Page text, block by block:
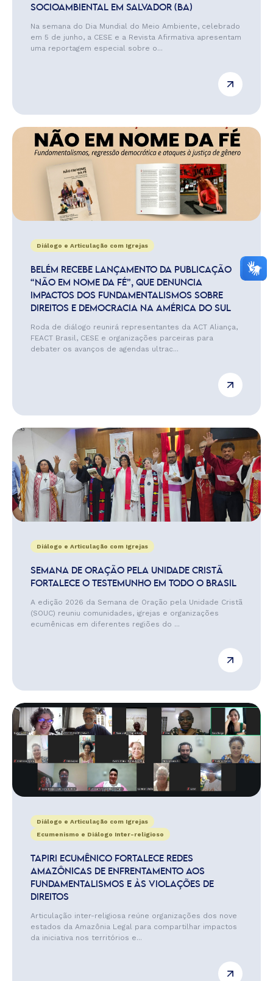
SOCIOAMBIENTAL EM SALVADOR (BA)
Na semana do Dia Mundial do Meio Ambiente, celebrado
em 5 de junho, a CESE e a Revista Afirmativa apresentam
uma reportagem especial sobre o...
Diálogo e Articulação com Igrejas
BELÉM RECEBE LANÇAMENTO DA PUBLICAÇÃO
“NÃO EM NOME DA FÉ”, QUE DENUNCIA
IMPACTOS DOS FUNDAMENTALISMOS SOBRE
DIREITOS E DEMOCRACIA NA AMÉRICA DO SUL
Roda de diálogo reunirá representantes da ACT Aliança,
FEACT Brasil, CESE e organizações parceiras para
debater os avanços de agendas ultrac...
Diálogo e Articulação com Igrejas
SEMANA DE ORAÇÃO PELA UNIDADE CRISTÃ
FORTALECE O TESTEMUNHO EM TODO O BRASIL
A edição 2026 da Semana de Oração pela Unidade Cristã
(SOUC) reuniu comunidades, igrejas e organizações
ecumênicas em diferentes regiões do ...
Diálogo e Articulação com Igrejas
Ecumenismo e Diálogo Inter-religioso
TAPIRI ECUMÊNICO FORTALECE REDES
AMAZÔNICAS DE ENFRENTAMENTO AOS
FUNDAMENTALISMOS E ÀS VIOLAÇÕES DE
DIREITOS
Articulação inter-religiosa reúne organizações dos nove
estados da Amazônia Legal para compartilhar impactos
da iniciativa nos territórios e...